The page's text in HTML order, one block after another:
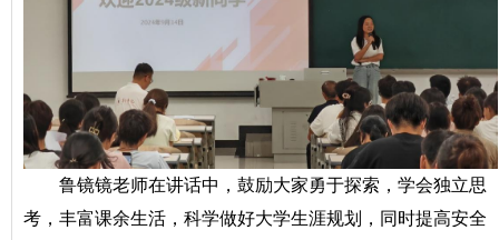
鲁镜镜老师在讲话中，鼓励大家勇于探索，学会独立思
考，丰富课余生活，科学做好大学生涯规划，同时提高安全